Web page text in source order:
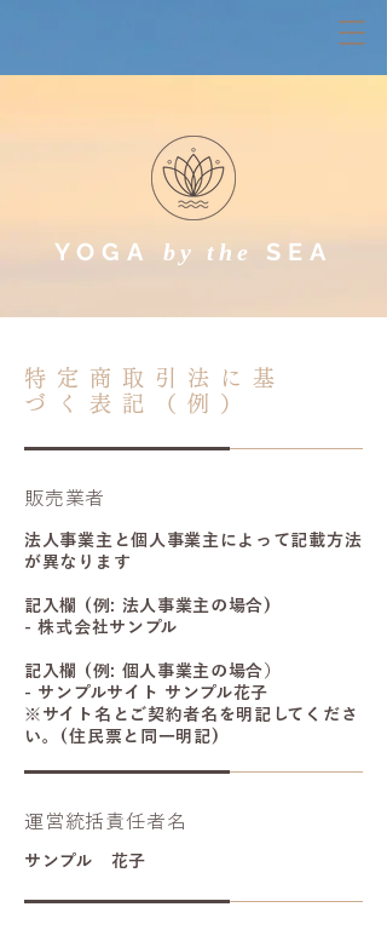
YOGA by the SEA
特定商取引法に基
づく表記（例）
販売業者
法人事業主と個人事業主によって記載方法
が異なります
記入欄 (例: 法人事業主の場合)
- 株式会社サンプル
記入欄 (例: 個人事業主の場合）
- サンプルサイト サンプル花子
※サイト名とご契約者名を明記してくださ
い。(住民票と同一明記)
運営統括責任者名
サンプル 花子